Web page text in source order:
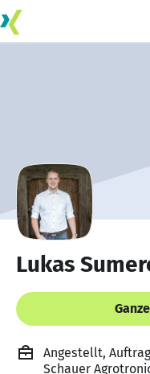
Lukas
Angestellt,
Schauer